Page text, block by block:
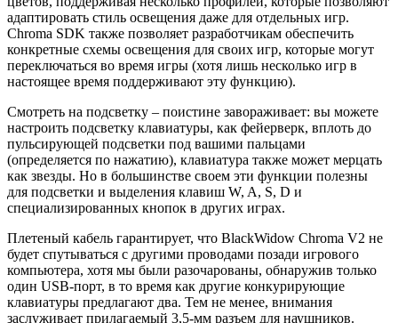
адаптировать стиль освещения даже для отдельных игр.
Chroma SDK также позволяет разработчикам обеспечить
конкретные схемы освещения для своих игр, которые могут
переключаться во время игры (хотя лишь несколько игр в
настоящее время поддерживают эту функцию).
Смотреть на подсветку – поистине завораживает: вы можете
настроить подсветку клавиатуры, как фейерверк, вплоть до
пульсирующей подсветки под вашими пальцами
(определяется по нажатию), клавиатура также может мерцать
как звезды. Но в большинстве своем эти функции полезны
для подсветки и выделения клавиш W, A, S, D и
специализированных кнопок в других играх.
Плетеный кабель гарантирует, что BlackWidow Chroma V2 не
будет спутываться с другими проводами позади игрового
компьютера, хотя мы были разочарованы, обнаружив только
один USB-порт, в то время как другие конкурирующие
клавиатуры предлагают два. Тем не менее, внимания
заслуживает прилагаемый 3,5-мм разъем для наушников.